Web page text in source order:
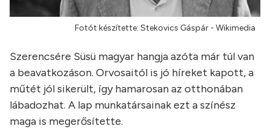
Fotót készítette: Stekovics Gáspár - Wikimedia
Szerencsére Süsü magyar hangja azóta már túl van
a beavatkozáson. Orvosaitól is jó híreket kapott, a
műtét jól sikerült, így hamarosan az otthonában
lábadozhat. A lap munkatársainak ezt a színész
maga is megerősítette.